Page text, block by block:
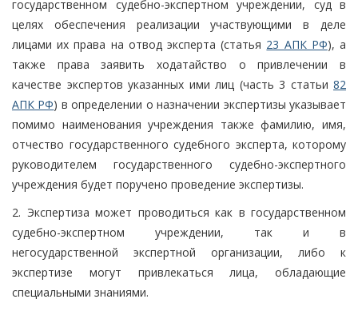
государственном судебно-экспертном учреждении, суд в
целях обеспечения реализации участвующими в деле
лицами их права на отвод эксперта (статья 23 АПК РФ), а
также права заявить ходатайство о привлечении в
качестве экспертов указанных ими лиц (часть 3 статьи 82
АПК РФ) в определении о назначении экспертизы указывает
помимо наименования учреждения также фамилию, имя,
отчество государственного судебного эксперта, которому
руководителем государственного судебно-экспертного
учреждения будет поручено проведение экспертизы.
2. Экспертиза может проводиться как в государственном
судебно-экспертном учреждении, так и в
негосударственной экспертной организации, либо к
экспертизе могут привлекаться лица, обладающие
специальными знаниями.